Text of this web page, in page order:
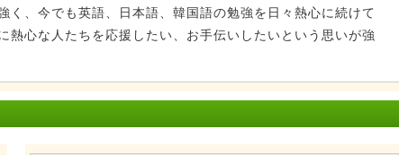
、今でも英語、日本語、韓国語の勉強を日々熱心に続けて
心な人たちを応援したい、お手伝いしたいという思いが強